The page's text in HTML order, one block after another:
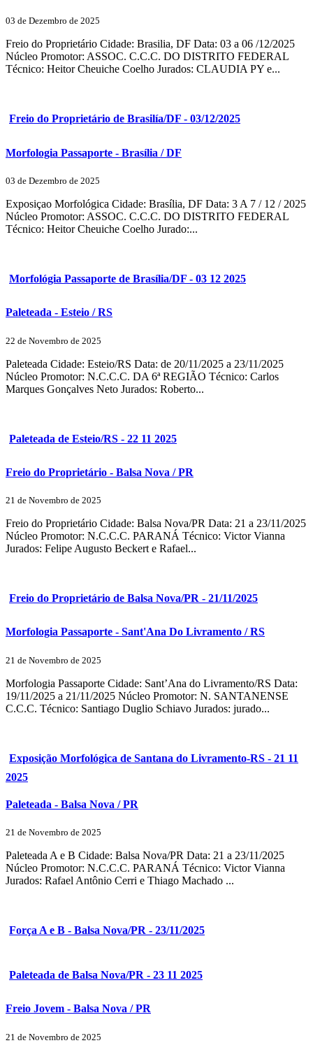
03 de Dezembro de 2025
Freio do Proprietário Cidade: Brasilia, DF Data: 03 a 06 /12/2025
Núcleo Promotor: ASSOC. C.C.C. DO DISTRITO FEDERAL
Técnico: Heitor Cheuiche Coelho Jurados: CLAUDIA PY e...
Freio do Proprietário de Brasilía/DF - 03/12/2025
Morfologia Passaporte - Brasília / DF
03 de Dezembro de 2025
Exposiçao Morfológica Cidade: Brasília, DF Data: 3 A 7 / 12 / 2025
Núcleo Promotor: ASSOC. C.C.C. DO DISTRITO FEDERAL
Técnico: Heitor Cheuiche Coelho Jurado:...
Morfológia Passaporte de Brasília/DF - 03 12 2025
Paleteada - Esteio / RS
22 de Novembro de 2025
Paleteada Cidade: Esteio/RS Data: de 20/11/2025 a 23/11/2025
Núcleo Promotor: N.C.C.C. DA 6ª REGIÃO Técnico: Carlos
Marques Gonçalves Neto Jurados: Roberto...
Paleteada de Esteio/RS - 22 11 2025
Freio do Proprietário - Balsa Nova / PR
21 de Novembro de 2025
Freio do Proprietário Cidade: Balsa Nova/PR Data: 21 a 23/11/2025
Núcleo Promotor: N.C.C.C. PARANÁ Técnico: Victor Vianna
Jurados: Felipe Augusto Beckert e Rafael...
Freio do Proprietário de Balsa Nova/PR - 21/11/2025
Morfologia Passaporte - Sant'Ana Do Livramento / RS
21 de Novembro de 2025
Morfologia Passaporte Cidade: Sant’Ana do Livramento/RS Data:
19/11/2025 a 21/11/2025 Núcleo Promotor: N. SANTANENSE
C.C.C. Técnico: Santiago Duglio Schiavo Jurados: jurado...
Exposição Morfológica de Santana do Livramento-RS - 21 11
2025
Paleteada - Balsa Nova / PR
21 de Novembro de 2025
Paleteada A e B Cidade: Balsa Nova/PR Data: 21 a 23/11/2025
Núcleo Promotor: N.C.C.C. PARANÁ Técnico: Victor Vianna
Jurados: Rafael Antônio Cerri e Thiago Machado ...
Força A e B - Balsa Nova/PR - 23/11/2025
Paleteada de Balsa Nova/PR - 23 11 2025
Freio Jovem - Balsa Nova / PR
21 de Novembro de 2025